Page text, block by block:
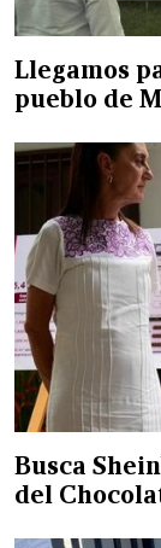
Llegamos
pueblo de
Busca
del